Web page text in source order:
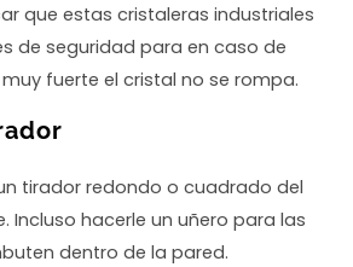
que estas cristaleras industriales
de seguridad para en caso de
fuerte el cristal no se rompa.
tirador redondo o cuadrado del
Incluso hacerle un uñero para las
dentro de la pared.